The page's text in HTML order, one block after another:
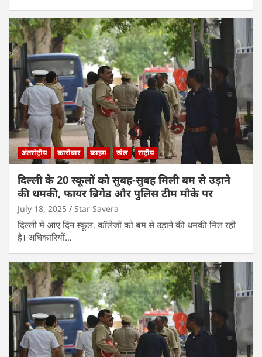
अंतर्राष्ट्रीय कारोबार क्राइम खेल राष्ट्रीय
दिल्ली के 20 स्कूलों को सुबह-सुबह मिली बम से उड़ाने
की धमकी, फायर ब्रिगेड और पुलिस टीम मौके पर
July 18, 2025 Star Savera
दिल्ली में आए दिन स्कूल, कॉलेजों को बम से उड़ाने की धमकी मिल रही
है। अधिकारियों…